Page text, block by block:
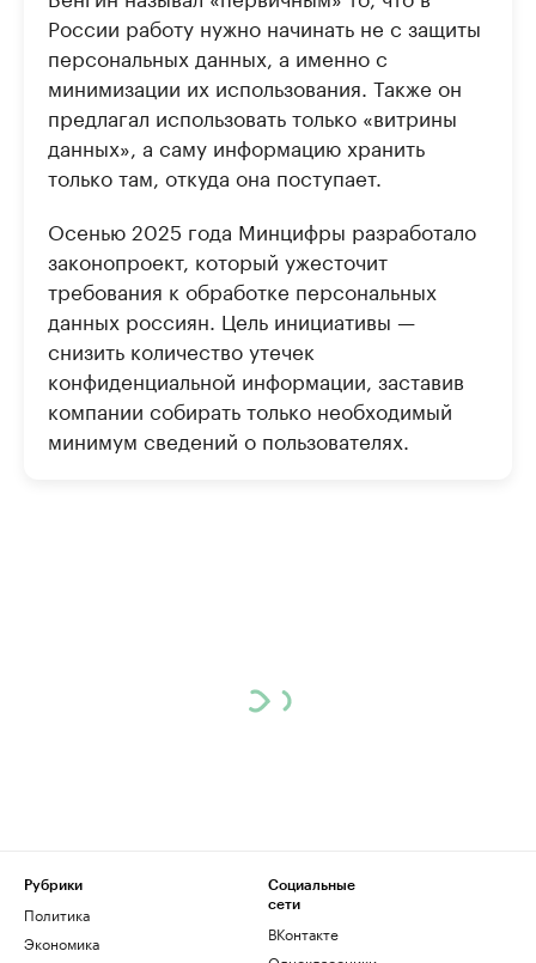
России работу нужно начинать не с защиты
персональных данных, а именно с
минимизации их использования. Также он
предлагал использовать только «витрины
данных», а саму информацию хранить
только там, откуда она поступает.
Осенью 2025 года Минцифры разработало
законопроект, который ужесточит
требования к обработке персональных
данных россиян. Цель инициативы —
снизить количество утечек
конфиденциальной информации, заставив
компании собирать только необходимый
минимум сведений о пользователях.
Рубрики
Политика
Экономика
Социальные
сети
ВКонтакте